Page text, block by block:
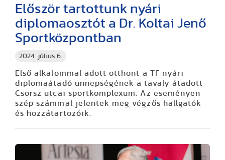
2024. július 6.
Először tartottunk nyári
diplomaosztót a Dr. Koltai Jenő
Sportközpontban
Első alkalommal adott otthont a TF nyári
diplomaátadó ünnepségének a tavaly átadott
Csörsz utcai sportkomplexum. Az eseményen
szép számmal jelentek meg végzős hallgatók
és hozzátartozóik.